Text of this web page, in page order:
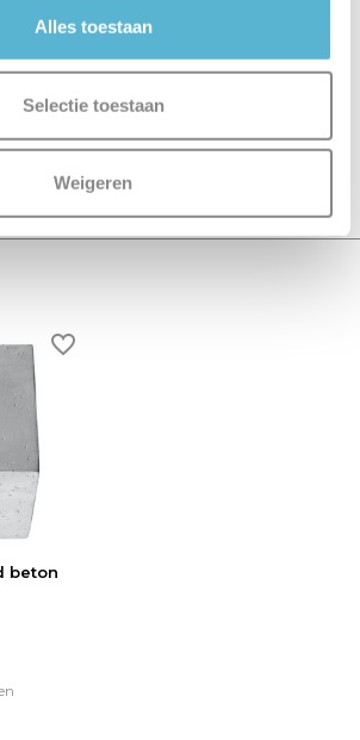
Alles toestaan
Selectie toestaan
Weigeren
on 0 reviews
beton